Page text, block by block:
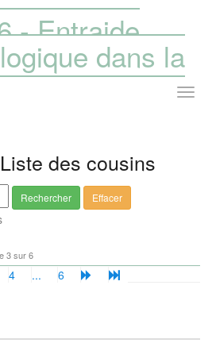
- Entraide
dans la
des cousins
Rechercher Effacer
3 sur 6
4 ... 6